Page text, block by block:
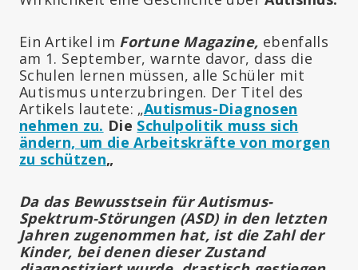
Ein Artikel im Fortune Magazine, ebenfalls
am 1. September, warnte davor, dass die
Schulen lernen müssen, alle Schüler mit
Autismus unterzubringen. Der Titel des
Artikels lautete: „Autismus-Diagnosen
nehmen zu. Die Schulpolitik muss sich
ändern, um die Arbeitskräfte von morgen
zu schützen„
Da das Bewusstsein für Autismus-
Spektrum-Störungen (ASD) in den letzten
Jahren zugenommen hat, ist die Zahl der
Kinder, bei denen dieser Zustand